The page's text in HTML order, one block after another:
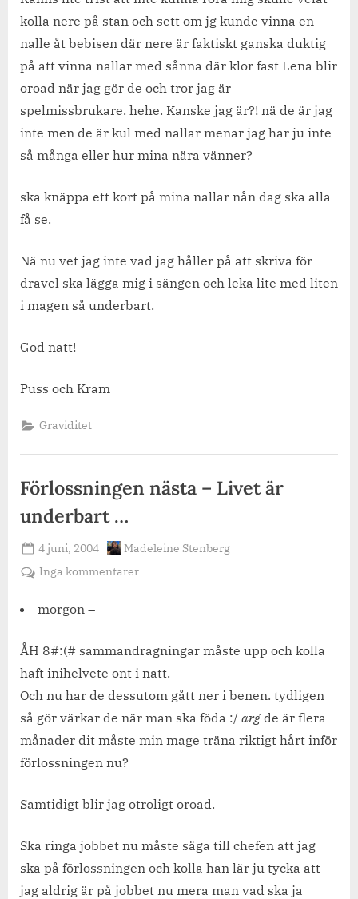
kolla nere på stan och sett om jg kunde vinna en
nalle åt bebisen där nere är faktiskt ganska duktig
på att vinna nallar med sånna där klor fast Lena blir
oroad när jag gör de och tror jag är
spelmissbrukare. hehe. Kanske jag är?! nä de är jag
inte men de är kul med nallar menar jag har ju inte
så många eller hur mina nära vänner?
ska knäppa ett kort på mina nallar nån dag ska alla
få se.
Nä nu vet jag inte vad jag håller på att skriva för
dravel ska lägga mig i sängen och leka lite med liten
i magen så underbart.
God natt!
Puss och Kram
Graviditet
Förlossningen nästa – Livet är
underbart …
Posted
on
4 juni, 2004 By
Madeleine Stenberg
Inga kommentarertill
underbart
…
morgon –
ÅH 8#:(# sammandragningar måste upp och kolla
haft inihelvete ont i natt.
Och nu har de dessutom gått ner i benen. tydligen
så gör värkar de när man ska föda :/ arg de är flera
månader dit måste min mage träna riktigt hårt inför
förlossningen nu?
Samtidigt blir jag otroligt oroad.
Ska ringa jobbet nu måste säga till chefen att jag
ska på förlossningen och kolla han lär ju tycka att
jag aldrig är på jobbet nu mera man vad ska ja